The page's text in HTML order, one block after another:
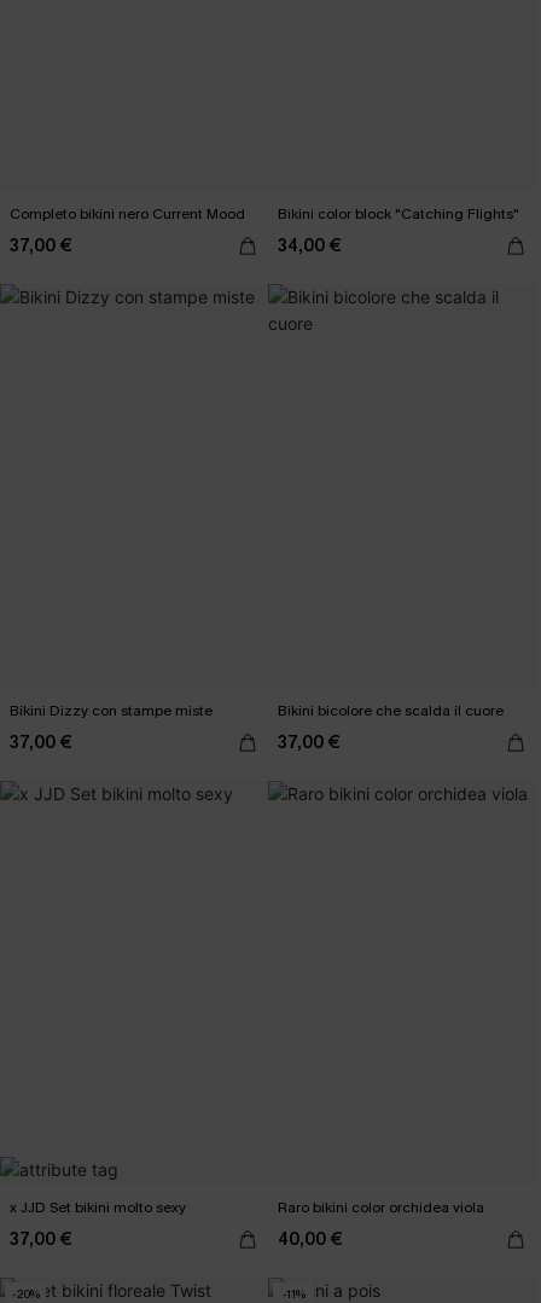
Completo bikini nero Current Mood
37,00 €
Bikini color block "Catching Flights"
34,00 €
Bikini Dizzy con stampe miste
37,00 €
Bikini bicolore che scalda il cuore
37,00 €
x JJD Set bikini molto sexy
37,00 €
Raro bikini color orchidea viola
40,00 €
-20% -11%